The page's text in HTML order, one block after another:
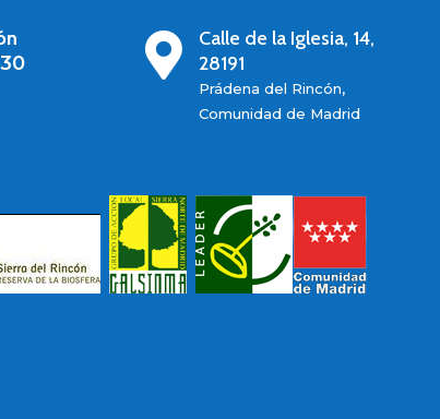

Calle de la Iglesia, 14,
28191
Prádena del Rincón,
Comunidad de Madrid